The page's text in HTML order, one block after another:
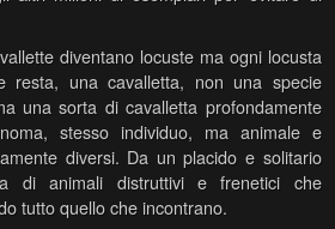
diventano locuste ma ogni locusta
resta, una cavalletta, non una specie
una sorta di cavalletta profondamente
stesso individuo, ma animale e
diversi. Da un placido e solitario
di animali distruttivi e frenetici che
tutto quello che incontrano.